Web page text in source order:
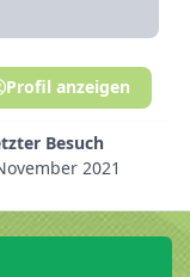
Besuch
2021
Profil anzeigen